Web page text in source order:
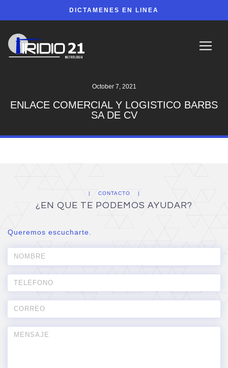
DICTAMENES EN LINEA
October 7, 2021
ENLACE COMERCIAL Y LOGISTICO BARBS
SA DE CV
CONTACTO
¿EN QUE TE PODEMOS AYUDAR?
Queremos escucharte.